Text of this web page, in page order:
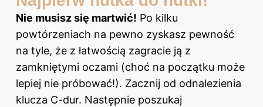
Nie musisz się martwić! Po kilku
powtórzeniach na pewno zyskasz pewność
na tyle, że z łatwością zagracie ją z
zamkniętymi oczami (choć na początku może
lepiej nie próbować!). Zacznij od odnalezienia
klucza C-dur. Następnie poszukaj